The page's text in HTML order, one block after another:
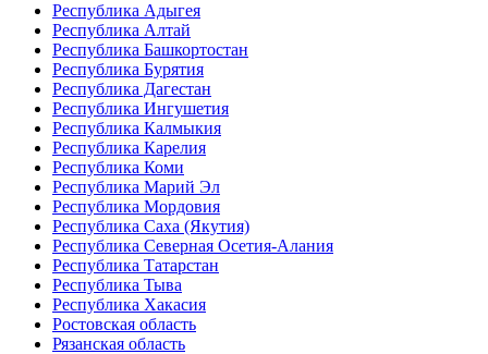
Республика Адыгея
Республика Алтай
Республика Башкортостан
Республика Бурятия
Республика Дагестан
Республика Ингушетия
Республика Калмыкия
Республика Карелия
Республика Коми
Республика Марий Эл
Республика Мордовия
Республика Саха (Якутия)
Республика Северная Осетия-Алания
Республика Татарстан
Республика Тыва
Республика Хакасия
Ростовская область
Рязанская область